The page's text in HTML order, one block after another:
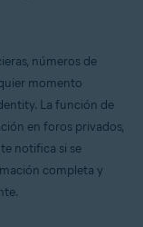
números de
momento
La función de
en foros privados,
notifica si se
completa y